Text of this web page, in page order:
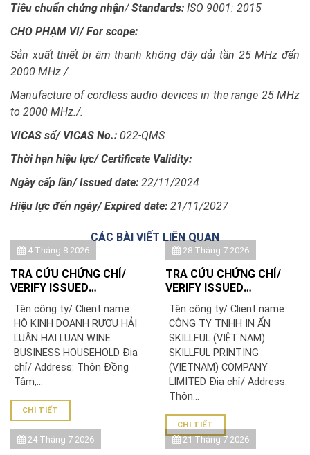
Tiêu chuẩn chứng nhận/Standards: ISO 9001: 2015
CHO PHẠM VI/For scope:
Sản xuất thiết bị âm thanh không dây dải tần 25 MHz đến
2000 MHz./.
Manufacture of cordless audio devices in the range 25 MHz
to 2000 MHz./.
VICAS số/ VICAS No.: 022-QMS
Thời hạn hiệu lực/ Certificate Validity:
Ngày cấp lần/ Issued date: 22/11/2024
Hiệu lực đến ngày/ Expired date: 21/11/2027
CÁC BÀI VIẾT LIÊN QUAN
4 Tháng 8 2026
TRA CỨU CHỨNG CHỈ/
VERIFY ISSUED
DOANH RƯỢU HẢI LUÂN
Tên công ty/ Client name:
HỘ KINH DOANH RƯỢU HẢI
LUÂN HAI LUAN WINE
BUSINESS HOUSEHOLD Địa
chỉ/ Address: Thôn Đồng
Tâm,...
CHI TIẾT
28 Tháng 7 2026
TRA CỨU CHỨNG CHỈ/
VERIFY ISSUED
TNHH IN ẤN SKILLFUL
(VIỆT NAM)/ SKILLFUL
PRINTING (VIETNAM)
COMPANY LIMITED
Tên công ty/ Client name:
CÔNG TY TNHH IN ẤN
SKILLFUL (VIỆT NAM)
SKILLFUL PRINTING
(VIETNAM) COMPANY
LIMITED Địa chỉ/ Address:
Thôn...
CHI TIẾT
24 Tháng 7 2026 21 Tháng 7 2026